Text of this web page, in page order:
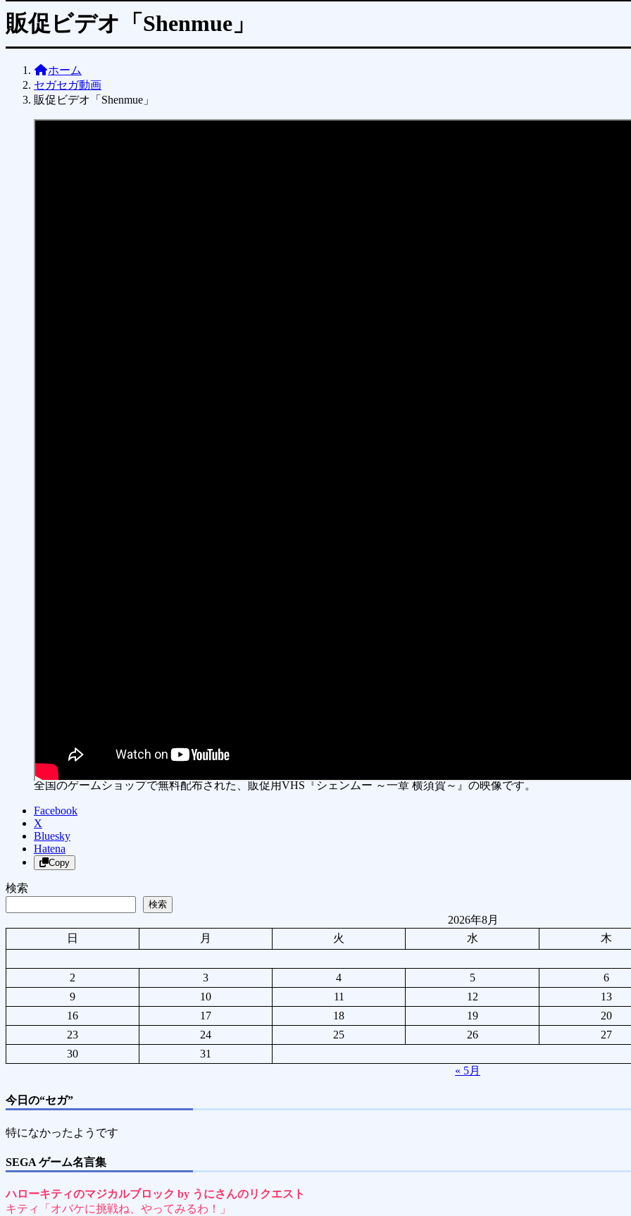
販促ビデオ「Shenmue」
ホーム
セガセガ動画
販促ビデオ「Shenmue」
全国のゲームショップで無料配布された、販促用VHS『シェンムー ～一章 横須賀～』の映像です。
Facebook
X
Bluesky
Hatena
Copy
検索
検索
2026年8月
日
月 火 水 木
2 3 4 5
6
9
10 11 12
13
16
17 18 19
20
23
24 25 26
27
30
31
« 5月
今日の“セガ”
特になかったようです
SEGA ゲーム名言集
ハローキティのマジカルブロック by うにさんのリクエスト
キティ「オバケに挑戦ね、やってみるわ！」